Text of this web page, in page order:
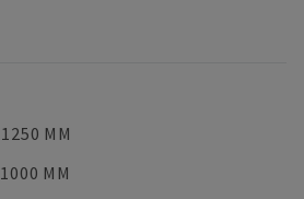
1250 MM
1000 MM